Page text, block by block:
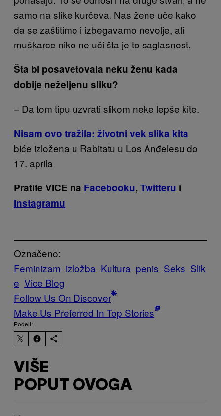
samo na slike kurčeva. Nas žene uče kako
da se zaštitimo i izbegavamo nevolje, ali
muškarce niko ne uči šta je to saglasnost.
Šta bi posavetovala neku ženu kada
dobije neželjenu sliku?
– Da tom tipu uzvrati slikom neke lepše kite.
Nisam ovo tražila: životni vek slika kita
biće izložena u Rabitatu u Los Anđelesu do
17. aprila
Pratite VICE na Facebooku, Twitteru i
Instagramu
Označeno:
Feminizam izložba Kultura penis Seks Slik
e Vice Blog
Follow Us On Discover
Make Us Preferred In Top Stories
Podeli:
VIŠE
POPUT OVOGA